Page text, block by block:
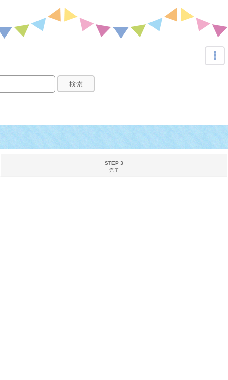
検索
STEP 3
完了